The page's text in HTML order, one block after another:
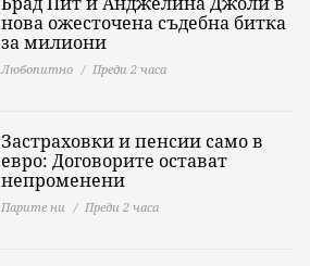
нова ожесточена съдебна битка
за милиони
Любопитно Преди 2 часа
Застраховки и пенсии само в
евро: Договорите остават
непроменени
Парите ни Преди 2 часа